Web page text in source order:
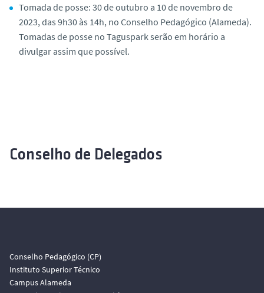
Tomada de posse: 30 de outubro a 10 de novembro de
2023, das 9h30 às 14h, no Conselho Pedagógico (Alameda).
Tomadas de posse no Taguspark serão em horário a
divulgar assim que possível.
Conselho de Delegados
Conselho Pedagógico (CP)
Instituto Superior Técnico
Campus Alameda